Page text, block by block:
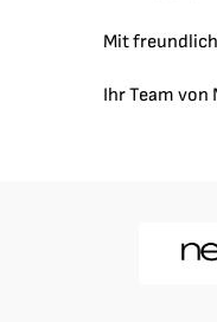
Mit
Ihr Team von